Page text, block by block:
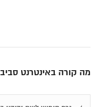
מה קורה באינטרנט